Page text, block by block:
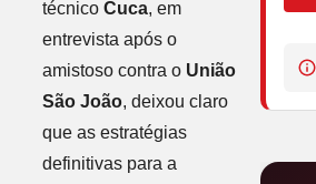
técnico Cuca, em
entrevista após o
amistoso contra o União
São João, deixou claro
que as estratégias
definitivas para a